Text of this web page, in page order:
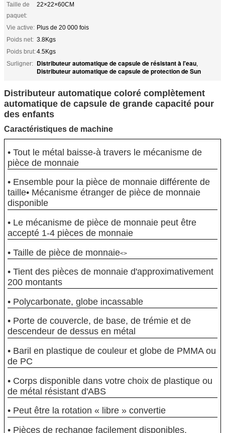
Taille de
paquet:
22×22×60CM
Vie active: Plus de 20 000 fois
Poids net: 3.8Kgs
Poids brut:4.5Kgs
Surligner: Distributeur automatique de capsule de résistant à l'eau,
Distributeur automatique de capsule de protection de Sun
Distributeur automatique coloré complètement
automatique de capsule de grande capacité pour
des enfants
Caractéristiques de machine
• Tout le métal baisse-à travers le mécanisme de
pièce de monnaie
• Ensemble pour la pièce de monnaie différente de
taille• Mécanisme étranger de pièce de monnaie
disponible
• Le mécanisme de pièce de monnaie peut être
accepté 1-4 pièces de monnaie
• Taille de pièce de monnaie<>
• Tient des pièces de monnaie d'approximativement
200 montants
• Polycarbonate, globe incassable
• Porte de couvercle, de base, de trémie et de
descendeur de dessus en métal
• Baril en plastique de couleur et globe de PMMA ou
de PC
• Corps disponible dans votre choix de plastique ou
de métal résistant d'ABS
• Peut être la rotation « libre » convertie
• Pièces de rechange facilement disponibles.